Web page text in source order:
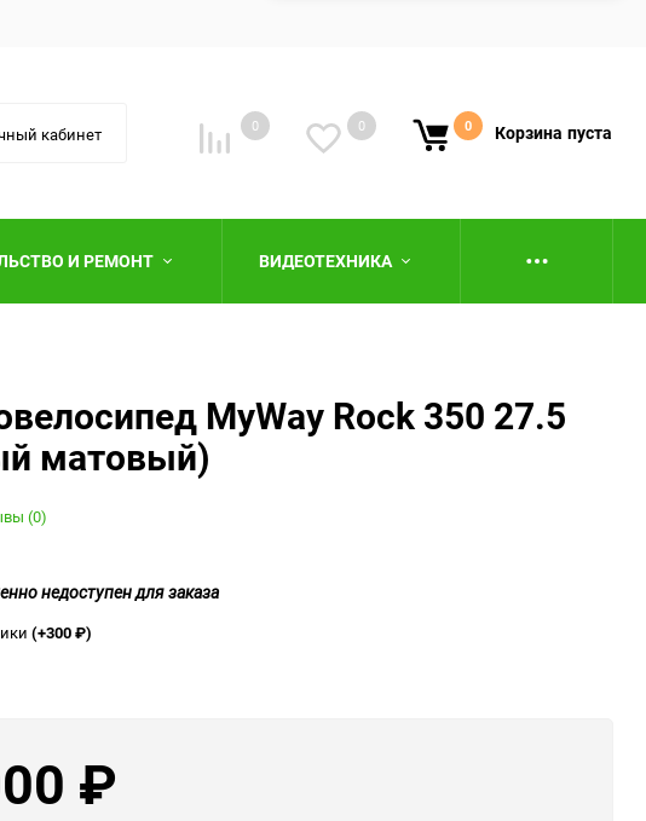
кабинет 0 0 0 Корзина пуста
И РЕМОНТ ВИДЕОТЕХНИКА
MyWay Rock 350 27.5
матовый)
(0)
недоступен для заказа
(+300₽)
₽